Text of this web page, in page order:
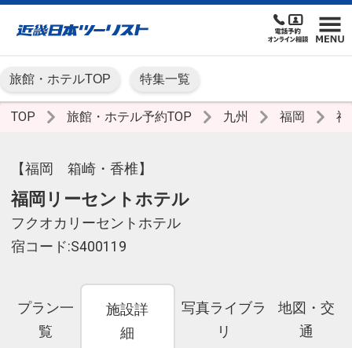
旅館・ホテルTOP 特集一覧
TOP 旅館・ホテル予約TOP 九州 福岡
【福岡 箱崎・香椎】
福岡リーセントホテル
フクオカリーセントホテル
宿コード:S400119
プラン一
覧
施設詳
細
写真ライブラ
リ
地図・交
通